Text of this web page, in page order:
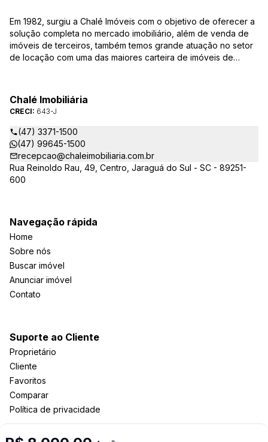
Em 1982, surgiu a Chalé Imóveis com o objetivo de oferecer a
solução completa no mercado imobiliário, além de venda de
imóveis de terceiros, também temos grande atuação no setor
de locação com uma das maiores carteira de imóveis de
Arte Imóveis. E também reavaliamos a nossa Missão, Visão e
Valores.
Chalé Imobiliária
CRECI: 643-J
(47) 3371-1500
(47) 99645-1500
recepcao@chaleimobiliaria.com.br
Rua Reinoldo Rau, 49, Centro, Jaraguá do Sul - SC - 89251-
600
Navegação rápida
Home
Sobre nós
Buscar imóvel
Anunciar imóvel
Contato
Suporte ao Cliente
Proprietário
Cliente
Favoritos
Comparar
Política de privacidade